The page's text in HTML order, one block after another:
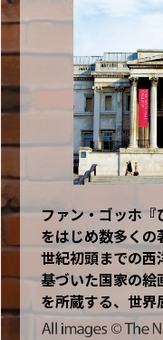
ファン・ゴッホ『
をはじめ数多く
世紀初頭までの西
基づいた国家の絵
を所蔵する、世界